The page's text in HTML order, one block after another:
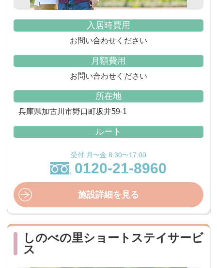
入居時費用
お問い合わせください
月額費用
お問い合わせください
所在地
兵庫県加古川市野口町坂井59-1
ルート
受付 月〜金 8:30〜17:00
0120-21-8960
施設詳細を見る
しのべの里ショートステイサービ
ス